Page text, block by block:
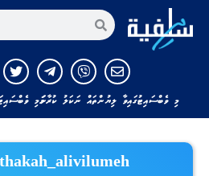
މި ވެބްސައިޓުގައިވާ ލިޔުންތައް ނަކަލު ކުރާނަމަ މި